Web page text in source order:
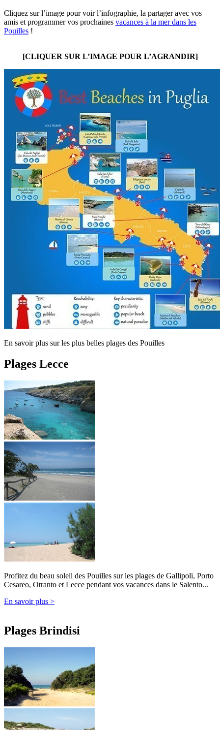
Cliquez sur l’image pour voir l’infographie, la partager avec vos
amis et programmer vos prochaines vacances à la mer dans les
Pouilles !
[CLIQUER SUR L’IMAGE POUR L’AGRANDIR]
En savoir plus sur les plus belles plages des Pouilles
Plages Lecce
Profitez du beau soleil des Pouilles sur les plages de Gallipoli, Porto
Cesareo, Otranto et Lecce pendant vos vacances dans le Salento...
En savoir plus >
Plages Brindisi